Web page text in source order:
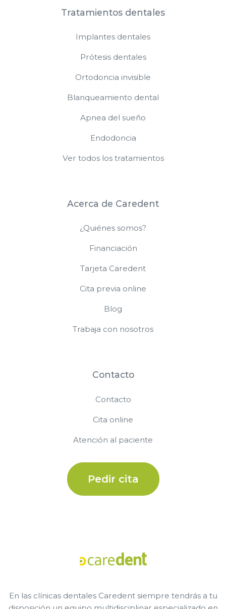
Tratamientos dentales
Implantes dentales
Prótesis dentales
Ortodoncia invisible
Blanqueamiento dental
Apnea del sueño
Endodoncia
Ver todos los tratamientos
Acerca de Caredent
¿Quiénes somos?
Financiación
Tarjeta Caredent
Cita previa online
Blog
Trabaja con nosotros
Contacto
Contacto
Cita online
Atención al paciente
Pedir cita
En las clínicas dentales Caredent siempre tendrás a tu